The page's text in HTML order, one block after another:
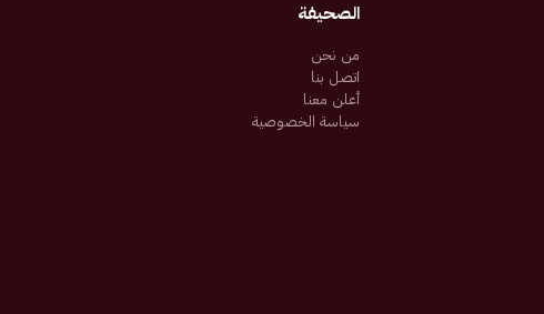
الصحيفة
من نحن
اتصل بنا
أعلن معنا
سياسة الخصوصية